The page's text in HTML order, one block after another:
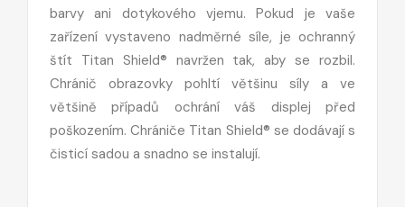
barvy ani dotykového vjemu. Pokud je vaše
zařízení vystaveno nadměrné síle, je ochranný
štít Titan Shield® navržen tak, aby se rozbil.
Chránič obrazovky pohltí většinu síly a ve
většině případů ochrání váš displej před
poškozením. Chrániče Titan Shield® se dodávají s
čisticí sadou a snadno se instalují.